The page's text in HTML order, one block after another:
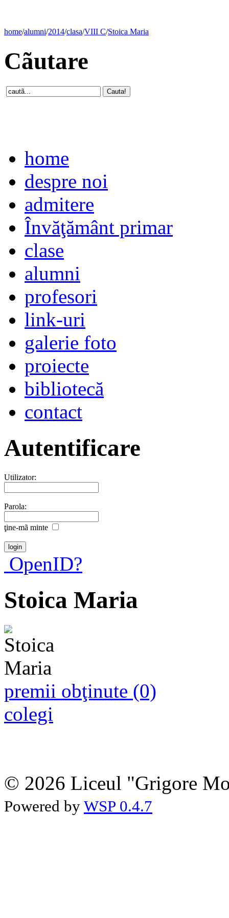
home/alumni/2014/clasa/VIII C/Stoica Maria
Cãutare
home
despre noi
admitere
Învăţământ primar
clase
alumni
profesori
link-uri
galerie foto
proiecte
bibliotecă
contact
Autentificare
Utilizator:
Parola:
ţine-mã minte
OpenID?
Stoica Maria
premii obţinute (0)
colegi
© 2026 Liceul "Grigore
Powered by WSP 0.4.7